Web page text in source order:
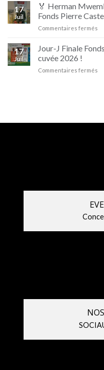
17
Juil
🏅 Herman
Fonds Pierre
Commentaires fermés
17
Juil
Jour-J Finale
cuvée 2026 !
Commentaires fermés